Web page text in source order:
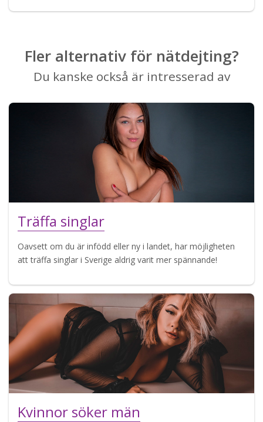
Fler alternativ för nätdejting?
Du kanske också är intresserad av
Träffa singlar
Oavsett om du är infödd eller ny i landet, har möjligheten
att träffa singlar i Sverige aldrig varit mer spännande!
Kvinnor söker män